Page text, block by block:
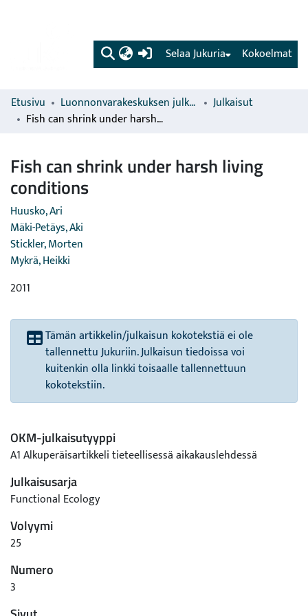
(current) Kokoelmat
Selaa Jukuria
Etusivu Luonnonvarakeskuksen julkaisut
Julkaisut
Fish can shrink under harsh living conditions
Fish can shrink under harsh living
conditions
Huusko, Ari
Mäki-Petäys, Aki
Stickler, Morten
Mykrä, Heikki
2011
Tämän artikkelin/julkaisun kokotekstiä ei ole
tallennettu Jukuriin. Julkaisun tiedoissa voi
kuitenkin olla linkki toisaalle tallennettuun
kokotekstiin.
OKM-julkaisutyyppi
A1 Alkuperäisartikkeli tieteellisessä aikakauslehdessä
Julkaisusarja
Functional Ecology
Volyymi
25
Numero
3